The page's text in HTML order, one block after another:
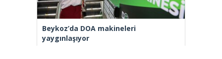
Beykoz’da DOA makineleri
yaygınlaşıyor